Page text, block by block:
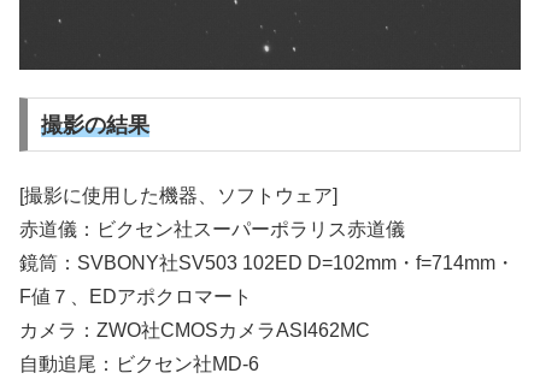
撮影の結果
[撮影に使用した機器、ソフトウェア]
赤道儀：ビクセン社スーパーポラリス赤道儀
鏡筒：SVBONY社SV503 102ED D=102mm・f=714mm・
F値７、EDアポクロマート
カメラ：ZWO社CMOSカメラASI462MC
自動追尾：ビクセン社MD-6